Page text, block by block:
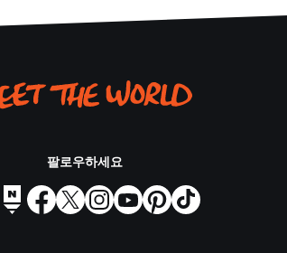
팔로우하세요